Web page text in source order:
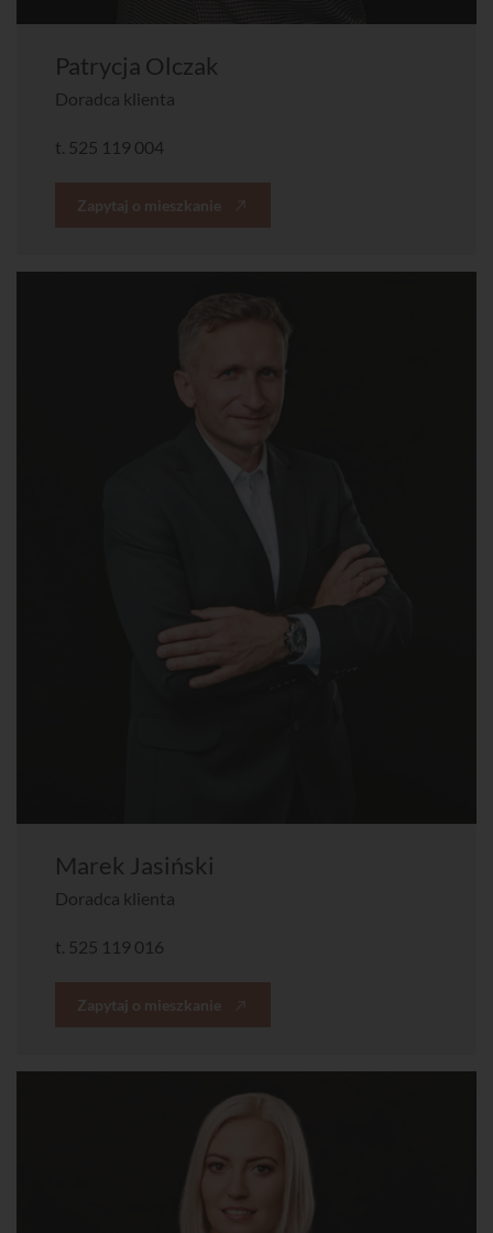
Patrycja Olczak
Doradca klienta
t. 525 119 004
Zapytaj o mieszkanie
Marek Jasiński
Doradca klienta
t. 525 119 016
Zapytaj o mieszkanie